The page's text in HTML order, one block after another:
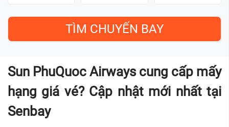
Sun PhuQuoc Airways cung cấp mấy
hạng giá vé? Cập nhật mới nhất tại
Senbay